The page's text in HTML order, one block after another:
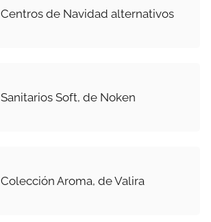
Centros de Navidad alternativos
Sanitarios Soft, de Noken
Colección Aroma, de Valira